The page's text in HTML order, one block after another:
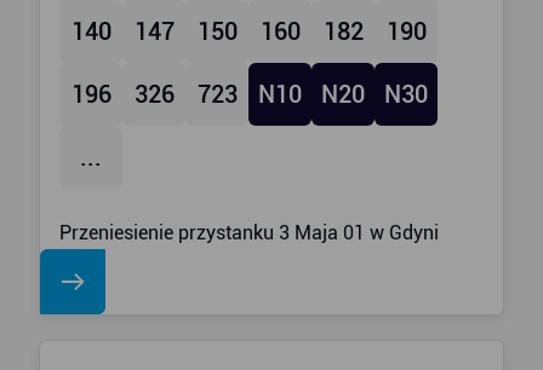
140 147 150 160 182 190
196 326 723 N10 N20 N30
...
Przeniesienie przystanku 3 Maja 01 w Gdyni